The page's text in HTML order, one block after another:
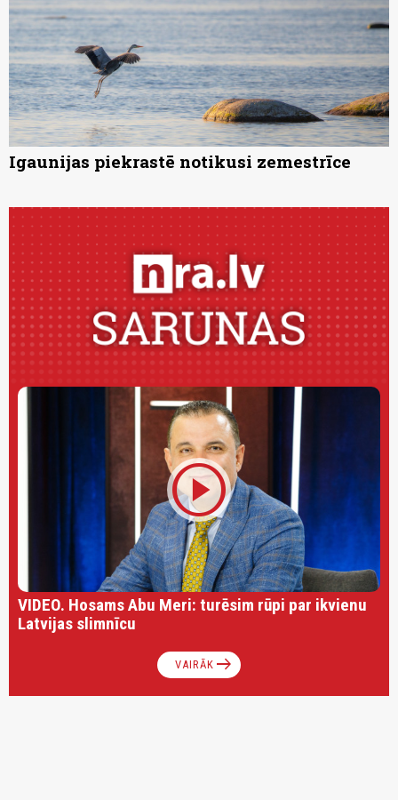
Igaunijas piekrastē notikusi zemestrīce
play_circle
VIDEO. Hosams Abu Meri: turēsim rūpi par ikvienu
Latvijas slimnīcu
VAIRĀK arrow_right_alt